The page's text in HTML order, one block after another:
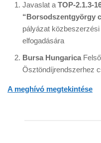
Javaslat a TOP-2.1.3-
“Borsodszentgyörgy
pályázat
elfogadására
Bursa Hungarica
Ösztöndíjrendszerhez
A meghívó megtekintése